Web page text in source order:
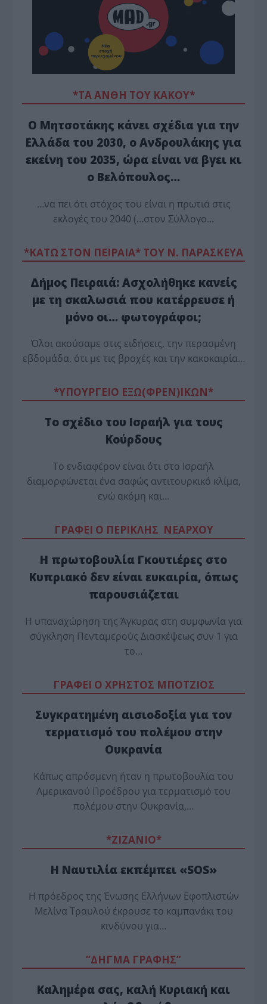
*ΤΑ ΆΝΘΗ ΤΟΥ ΚΑΚΟΎ*
Ο Μητσοτάκης κάνει σχέδια για την
Ελλάδα του 2030, ο Ανδρουλάκης για
εκείνη του 2035, ώρα είναι να βγει κι
ο Βελόπουλος…
…να πει ότι στόχος του είναι η πρωτιά στις
εκλογές του 2040 (…στον Σύλλογο…
*ΚΑΤΩ ΣΤΟΝ ΠΕΙΡΑΙΑ* ΤΟΥ Ν. ΠΑΡΑΣΚΕΥΑ
Δήμος Πειραιά: Ασχολήθηκε κανείς
με τη σκαλωσιά που κατέρρευσε ή
μόνο οι… φωτογράφοι;
Όλοι ακούσαμε στις ειδήσεις, την περασμένη
εβδομάδα, ότι με τις βροχές και την κακοκαιρία…
*ΥΠΟΥΡΓΕΙΟ ΕΞΩ(ΦΡΕΝ)ΙΚΩΝ*
Το σχέδιο του Ισραήλ για τους
Κούρδους
Το ενδιαφέρον είναι ότι στο Ισραήλ
διαμορφώνεται ένα σαφώς αντιτουρκικό κλίμα,
ενώ ακόμη και…
ΓΡΑΦΕΙ Ο ΠΕΡΙΚΛΗΣ ΝΕΑΡΧΟΥ
Η πρωτοβουλία Γκουτιέρες στο
Κυπριακό δεν είναι ευκαιρία, όπως
παρουσιάζεται
Η υπαναχώρηση της Άγκυρας στη συμφωνία για
σύγκληση Πενταμερούς Διασκέψεως συν 1 για
το…
ΓΡΑΦΕΙ Ο ΧΡΗΣΤΟΣ ΜΠΟΤΖΙΟΣ
Συγκρατημένη αισιοδοξία για τον
τερματισμό του πολέμου στην
Ουκρανία
Κάπως απρόσμενη ήταν η πρωτοβουλία του
Αμερικανού Προέδρου για τερματισμό του
πολέμου στην Ουκρανία,…
*ZΙΖΑΝΙΟ*
Η Ναυτιλία εκπέμπει «SOS»
Η πρόεδρος της Ένωσης Ελλήνων Εφοπλιστών
Μελίνα Τραυλού έ­κρουσε το καμπανάκι του
κινδύνου για…
“ΔΗΓΜΑ ΓΡΑΦΗΣ”
Καλημέρα σας, καλή Κυριακή και